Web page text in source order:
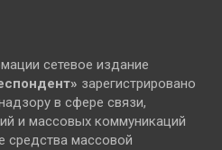
сетевое издание
зарегистрировано
в сфере связи,
и массовых коммуникаций
средства массовой